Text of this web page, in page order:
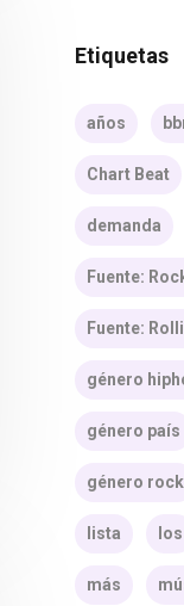
Etiquetas
años
Chart Beat
demanda
Fuente:
Fuente:
género
género país
género rock
lista los
más